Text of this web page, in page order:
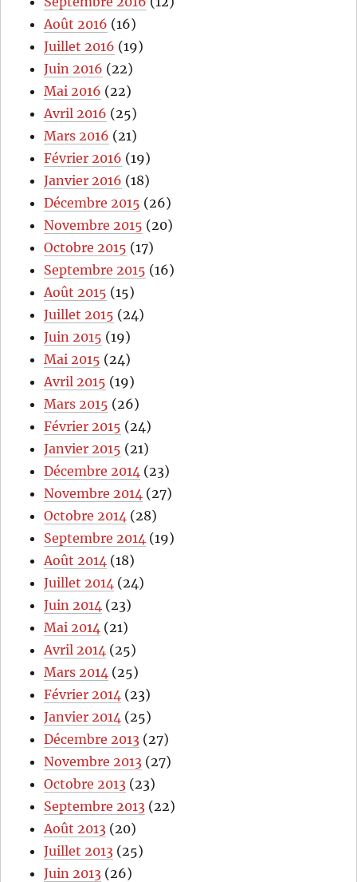
Août 2016 (16)
Juillet 2016 (19)
Juin 2016 (22)
Mai 2016 (22)
Avril 2016 (25)
Mars 2016 (21)
Février 2016 (19)
Janvier 2016 (18)
Décembre 2015 (26)
Novembre 2015 (20)
Octobre 2015 (17)
Septembre 2015 (16)
Août 2015 (15)
Juillet 2015 (24)
Juin 2015 (19)
Mai 2015 (24)
Avril 2015 (19)
Mars 2015 (26)
Février 2015 (24)
Janvier 2015 (21)
Décembre 2014 (23)
Novembre 2014 (27)
Octobre 2014 (28)
Septembre 2014 (19)
Août 2014 (18)
Juillet 2014 (24)
Juin 2014 (23)
Mai 2014 (21)
Avril 2014 (25)
Mars 2014 (25)
Février 2014 (23)
Janvier 2014 (25)
Décembre 2013 (27)
Novembre 2013 (27)
Octobre 2013 (23)
Septembre 2013 (22)
Août 2013 (20)
Juillet 2013 (25)
Juin 2013 (26)